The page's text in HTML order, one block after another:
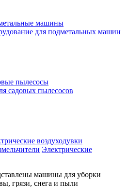
машины
для подметальных машин
пылесосы
садовых пылесосов
воздуходувки
Электрические
машины для уборки
грязи, снега и пыли